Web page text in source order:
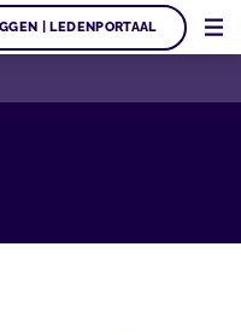
| LEDENPORTAAL